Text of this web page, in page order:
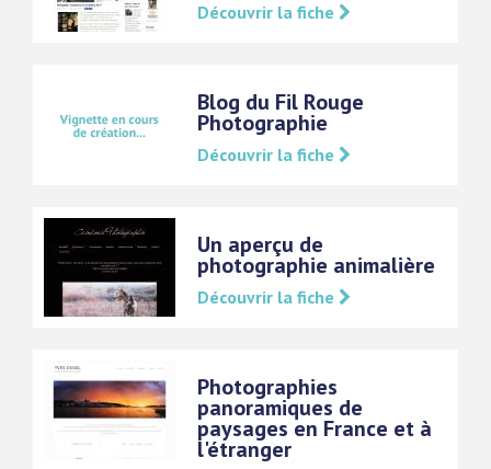
Découvrir la fiche
Blog du Fil Rouge
Photographie
Découvrir la fiche
Un aperçu de
photographie animalière
Découvrir la fiche
Photographies
panoramiques de
paysages en France et à
l'étranger